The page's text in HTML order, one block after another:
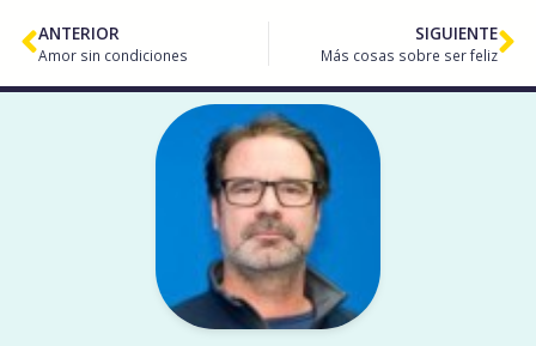
ANTERIOR
Amor sin condiciones
SIGUIENTE
Más cosas sobre ser feliz